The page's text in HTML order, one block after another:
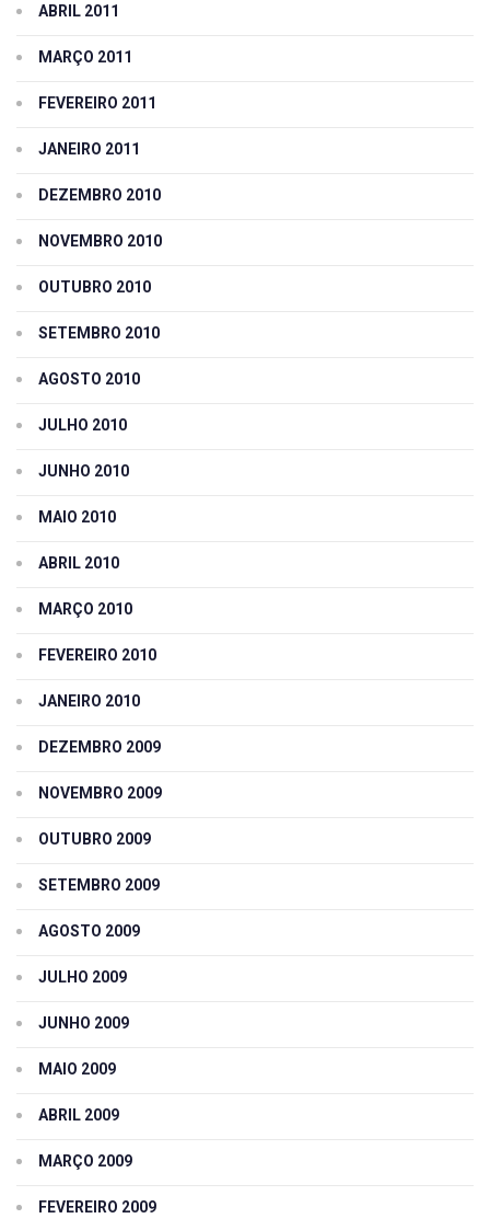
ABRIL 2011
MARÇO 2011
FEVEREIRO 2011
JANEIRO 2011
DEZEMBRO 2010
NOVEMBRO 2010
OUTUBRO 2010
SETEMBRO 2010
AGOSTO 2010
JULHO 2010
JUNHO 2010
MAIO 2010
ABRIL 2010
MARÇO 2010
FEVEREIRO 2010
JANEIRO 2010
DEZEMBRO 2009
NOVEMBRO 2009
OUTUBRO 2009
SETEMBRO 2009
AGOSTO 2009
JULHO 2009
JUNHO 2009
MAIO 2009
ABRIL 2009
MARÇO 2009
FEVEREIRO 2009